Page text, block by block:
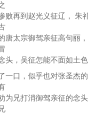
败再到赵光义征辽， 朱
唐太宗御驾亲征高句丽
头，吴征怎能不面如土色
口，似乎也对张圣杰的
为兄打消御驾亲征的念